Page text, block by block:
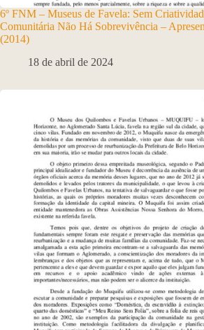
6º FNM – Museus de Favela: Sem
Comunitária Não Há Sobrevivência –
(2014)
18 de abril de 2024